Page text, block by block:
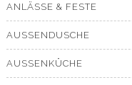
ANLÄSSE & FESTE
AUSSENDUSCHE
AUSSENKÜCHE